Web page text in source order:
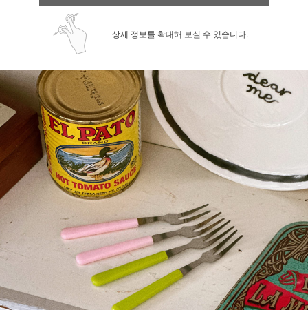
상세 정보를 확대해 보실 수 있습니다.